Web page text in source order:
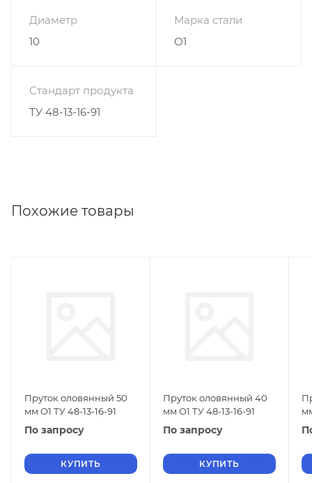
Диаметр
10
Марка стали
О1
Стандарт продукта
ТУ 48-13-16-91
Похожие товары
Пруток оловянный 50
мм О1 ТУ 48-13-16-91
По запросу
КУПИТЬ
Пруток оловянный 40
мм О1 ТУ 48-13-16-91
По запросу
КУПИТЬ